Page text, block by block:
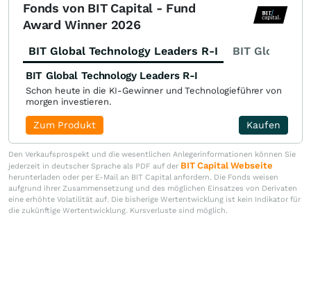
Fonds von BIT Capital - Fund
Award Winner 2026
BIT Global Technology Leaders R-I BIT Global
BIT Global Technology Leaders R-I
Schon heute in die KI-Gewinner und Technologieführer von
morgen investieren.
Kaufen
Zum Produkt
Den Verkaufsprospekt und die wesentlichen Anlegerinformationen können Sie
jederzeit in deutscher Sprache als PDF auf der BIT Capital Webseite
herunterladen oder per E-Mail an BIT Capital anfordern. Die Fonds weisen
aufgrund ihrer Zusammensetzung und des möglichen Einsatzes von Derivaten
eine erhöhte Volatilität auf. Die bisherige Wertentwicklung ist kein Indikator für
die zukünftige Wertentwicklung. Kursverluste sind möglich.